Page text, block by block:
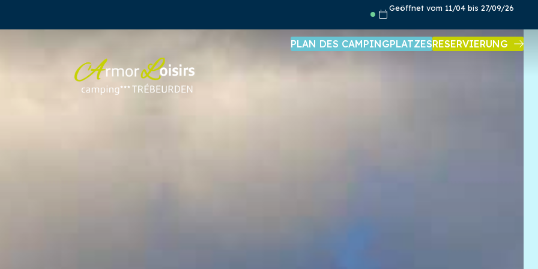
Geöffnet vom 11/04 bis 27/09/26
PLAN DES CAMPINGPLATZESRESERVIERUNG